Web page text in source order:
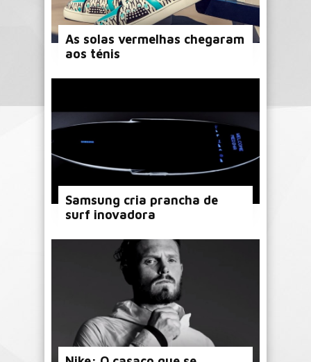
As solas vermelhas chegaram
aos ténis
Samsung cria prancha de
surf inovadora